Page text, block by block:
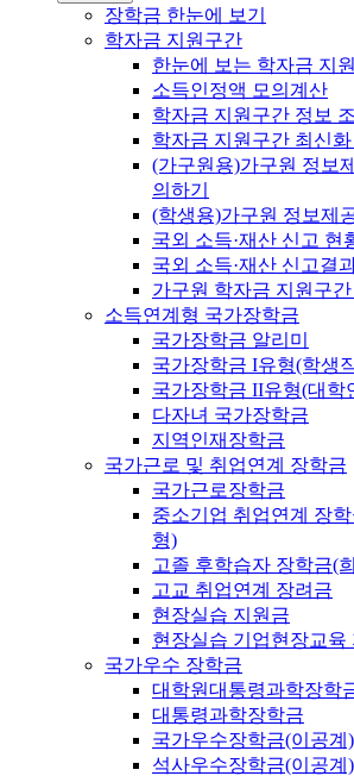
장학금 한눈에 보기
학자금 지원구간
한눈에 보는 학자금 지
소득인정액 모의계산
학자금 지원구간 정보
학자금 지원구간 최신화
(가구원용)가구원 정보
의하기
(학생용)가구원 정보제
국외 소득·재산 신고 현
국외 소득·재산 신고결
가구원 학자금 지원구
소득연계형 국가장학금
국가장학금 알리미
국가장학금 I유형(학생
국가장학금 II유형(대학
다자녀 국가장학금
지역인재장학금
국가근로 및 취업연계 장학금
국가근로장학금
중소기업 취업연계 장
형)
고졸 후학습자 장학금(
고교 취업연계 장려금
현장실습 지원금
현장실습 기업현장교육
국가우수 장학금
대학원대통령과학장학
대통령과학장학금
국가우수장학금(이공계)
석사우수장학금(이공계)